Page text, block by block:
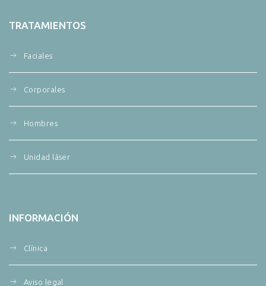
TRATAMIENTOS
Faciales
Corporales
Hombres
Unidad láser
INFORMACIÓN
Clínica
Aviso legal